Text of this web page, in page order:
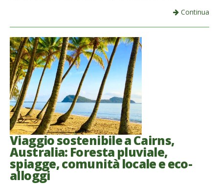
Continua
Viaggio sostenibile a Cairns,
Australia: Foresta pluviale,
spiagge, comunità locale e eco-
alloggi